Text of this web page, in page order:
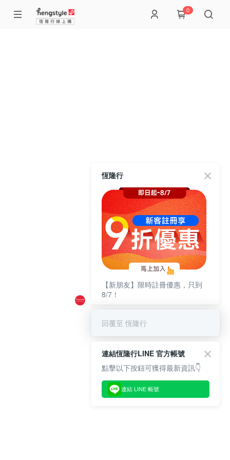
0
恆隆行
【新朋友】限時註冊優惠，只到
8/7！
回覆至 恆隆行
連結恆隆行LINE 官方帳號
點擊以下按鈕可獲得最新資訊👇
連結 LINE 帳號